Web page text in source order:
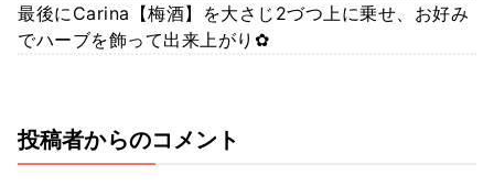
最後にCarina【梅酒】を大さじ2づつ上に乗せ、お好み
でハーブを飾って出来上がり✿
投稿者からのコメント